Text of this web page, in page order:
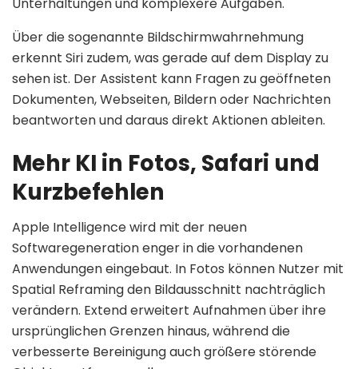
Unterhaltungen und komplexere Aufgaben.
Über die sogenannte Bildschirmwahrnehmung
erkennt Siri zudem, was gerade auf dem Display zu
sehen ist. Der Assistent kann Fragen zu geöffneten
Dokumenten, Webseiten, Bildern oder Nachrichten
beantworten und daraus direkt Aktionen ableiten.
Mehr KI in Fotos, Safari und
Kurzbefehlen
Apple Intelligence wird mit der neuen
Softwaregeneration enger in die vorhandenen
Anwendungen eingebaut. In Fotos können Nutzer mit
Spatial Reframing den Bildausschnitt nachträglich
verändern. Extend erweitert Aufnahmen über ihre
ursprünglichen Grenzen hinaus, während die
verbesserte Bereinigung auch größere störende